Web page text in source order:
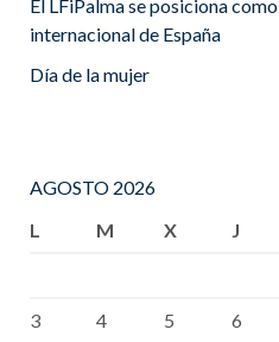
El LFiPalma se posiciona
internacional de España
Día de la mujer
AGOSTO 2026
L
M X J
3
4 5 6